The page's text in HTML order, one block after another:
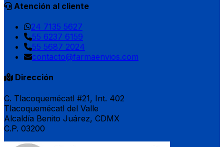
Atención al cliente
24 7135 5627
55 6237 6159
55 5687 2024
contacto@farmaenvios.com
Dirección
C. Tlacoquemécatl #21, Int. 402
Tlacoquemécatl del Valle
Alcaldía Benito Juárez, CDMX
C.P. 03200